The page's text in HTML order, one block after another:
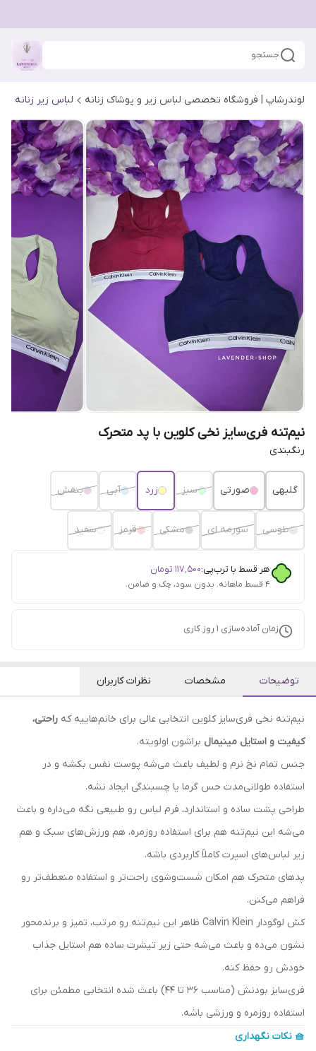
جستجو
لوندرشاپ | فروشگاه تخصصی لباس زیر و پوشاک زنانه لباس زیر زنانه
نیم‌تنه فری‌سایز نخی کلوین با پد متحرک
رنگبندی
گلبهی صورتی سبز زرد آبی بنفش
طوسی سورمه ای مشکی قرمز سفید
هر قسط با ترب‌پی:۱۱۷٬۵۰۰ تومان
۴ قسط ماهانه. بدون سود، چک و ضامن.
زمان آماده‌سازی 1 روز کاری
توضیحات مشخصات نظرات کاربران
نیم‌تنه نخی فری‌سایز کلوین انتخابی عالی برای خانم‌هاییه که راحتی،
کیفیت و استایل مینیمال براشون اولویته.
جنس تمام نخ نرم و لطیف باعث می‌شه پوست نفس بکشه و در
استفاده طولانی‌مدت حس گرما یا چسبندگی ایجاد نشه.
طراحی پشت ساده و استاندارد، فرم لباس رو طبیعی نگه می‌داره و باعث
می‌شه این نیم‌تنه هم برای استفاده روزمره، هم ورزش‌های سبک و هم
زیر لباس‌های اسپرت کاملاً کاربردی باشه.
پدهای متحرک هم امکان شست‌وشوی راحت‌تر و استفاده منعطف‌تر رو
فراهم می‌کنن.
کش لوگودار Calvin Klein ظاهر این نیم‌تنه رو مرتب، تمیز و برندمحور
نشون می‌ده و باعث می‌شه حتی زیر تیشرت ساده هم استایل جذاب
خودش رو حفظ کنه.
فری‌سایز بودنش (مناسب ۳۶ تا ۴۴) باعث شده انتخابی مطمئن برای
استفاده روزمره و ورزشی باشه.
🧺 نکات نگهداری